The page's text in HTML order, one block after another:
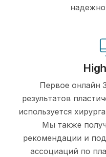
Первое онлайн
результатов
используется
Мы также
рекомендации и
ассоциаций по